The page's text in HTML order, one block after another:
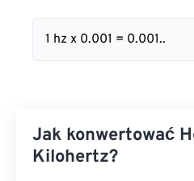
1 hz x 0.001 = 0.001..
Jak konwertować
Kilohertz?